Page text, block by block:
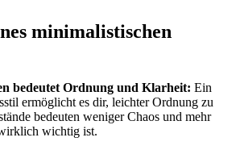
minimalistischen
bedeutet Ordnung und Klarheit: Ein
ermöglicht es dir, leichter Ordnung zu
bedeuten weniger Chaos und mehr
wichtig ist.